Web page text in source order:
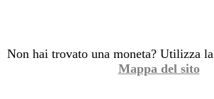
Non hai trovato una moneta? Utilizza la
Mappa del sito